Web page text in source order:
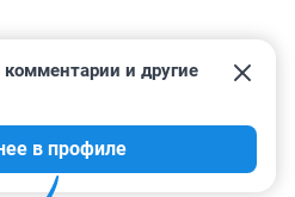
и другие
в профиле